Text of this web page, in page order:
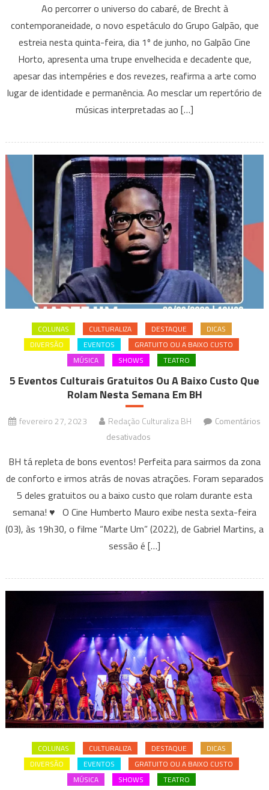
Galpão
estreia
“Cabaré
Coragem”,
no
Galpão
Horto
Ao percorrer o universo do cabaré, de Brecht à
contemporaneidade, o novo espetáculo do Grupo Galpão, que
estreia nesta quinta-feira, dia 1º de junho, no Galpão Cine
Horto, apresenta uma trupe envelhecida e decadente que,
apesar das intempéries e dos revezes, reafirma a arte como
lugar de identidade e permanência. Ao mesclar um repertório de
músicas interpretadas ao […]
COLUNAS CULTURALIZA DESTAQUE
DICAS
DIVERSÃO
EVENTOS
GRATUITO OU A BAIXO CUSTO
MÚSICA
SHOWS TEATRO
5 Eventos Culturais Gratuitos Ou A Baixo Custo Que
Rolam Nesta Semana Em BH
fevereiro 27, 2023 Redação Culturaliza BH
Comentários
desativados
Eventos
Culturais
Gratuitos
Ou
A
Baixo
Nesta
Semana
Em
BH
BH tá repleta de bons eventos! Perfeita para sairmos da zona
de conforto e irmos atrás de novas atrações. Foram separados
5 deles gratuitos ou a baixo custo que rolam durante esta
semana! ♥ O Cine Humberto Mauro exibe nesta sexta-feira
(03), às 19h30, o filme “Marte Um” (2022), de Gabriel Martins, a
sessão é […]
COLUNAS CULTURALIZA DESTAQUE
DICAS
DIVERSÃO
EVENTOS
GRATUITO OU A BAIXO CUSTO
MÚSICA
SHOWS TEATRO